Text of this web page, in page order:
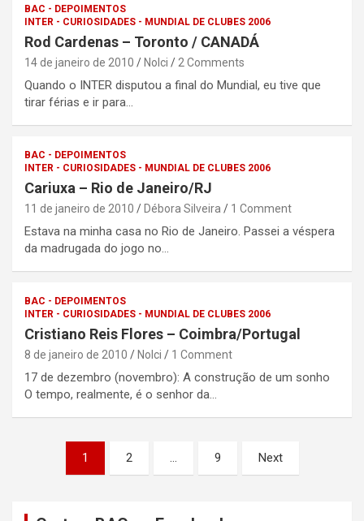
BAC - DEPOIMENTOS
INTER - CURIOSIDADES - MUNDIAL DE CLUBES 2006
Rod Cardenas – Toronto / CANADÁ
14 de janeiro de 2010 Nolci 2 Comments
Quando o INTER disputou a final do Mundial, eu tive que
tirar férias e ir para…
BAC - DEPOIMENTOS
INTER - CURIOSIDADES - MUNDIAL DE CLUBES 2006
Cariuxa – Rio de Janeiro/RJ
11 de janeiro de 2010 Débora Silveira 1 Comment
Estava na minha casa no Rio de Janeiro. Passei a véspera
da madrugada do jogo no…
BAC - DEPOIMENTOS
INTER - CURIOSIDADES - MUNDIAL DE CLUBES 2006
Cristiano Reis Flores – Coimbra/Portugal
8 de janeiro de 2010 Nolci 1 Comment
17 de dezembro (novembro): A construção de um sonho
O tempo, realmente, é o senhor da…
Paginação
1 2 … 9 Next